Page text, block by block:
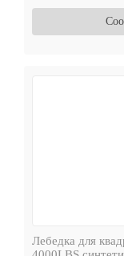
Лебедка для